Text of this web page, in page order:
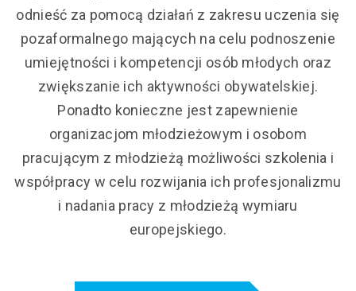
odnieść za pomocą działań z zakresu uczenia się
pozaformalnego mających na celu podnoszenie
umiejętności i kompetencji osób młodych oraz
zwiększanie ich aktywności obywatelskiej.
Ponadto konieczne jest zapewnienie
organizacjom młodzieżowym i osobom
pracującym z młodzieżą możliwości szkolenia i
współpracy w celu rozwijania ich profesjonalizmu
i nadania pracy z młodzieżą wymiaru
europejskiego.